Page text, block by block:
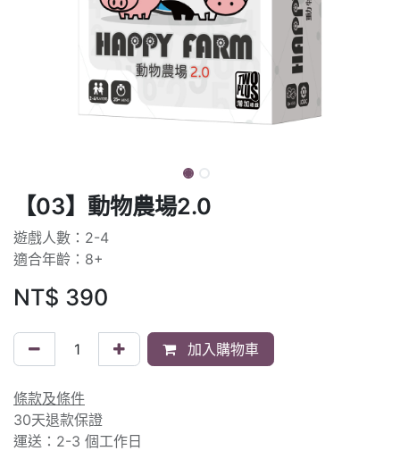
【03】動物農場2.0
遊戲人數：2-4
適合年齡：8+
NT$ 390
加入購物車
條款及條件
30天退款保證
運送：2-3 個工作日